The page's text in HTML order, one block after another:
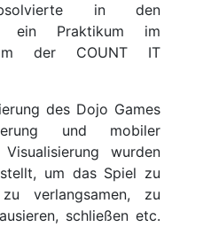
in den
ein Praktikum im
der COUNT IT
des Dojo Games
und mobiler
wurden
um das Spiel zu
verlangsamen, zu
schließen etc.